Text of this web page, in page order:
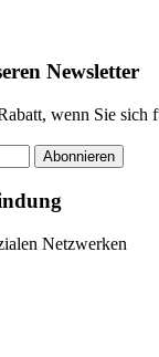
Newsletter
wenn Sie sich
Abonnieren
Netzwerken